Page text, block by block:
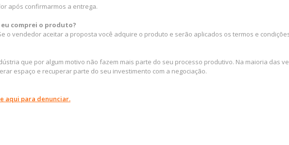
após confirmarmos a entrega.
comprei o produto?
o vendedor aceitar a proposta você adquire o produto e serão aplicados os termos e
que por algum motivo não fazem mais parte do seu processo produtivo. Na maioria das
espaço e recuperar parte do seu investimento com a negociação.
aqui para denunciar.